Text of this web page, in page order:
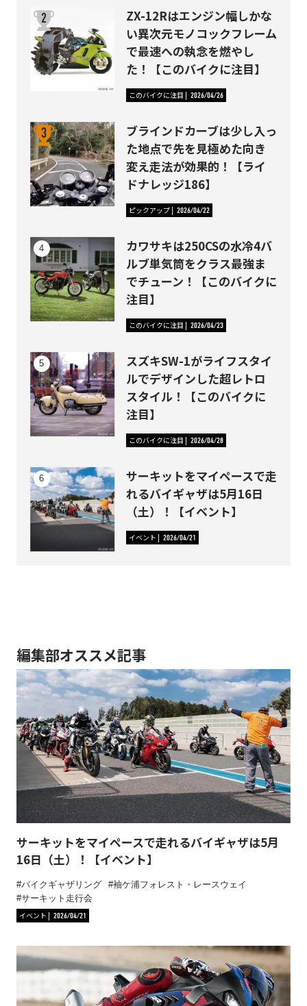
ZX-12Rはエンジン幅しかな
い異次元モノコックフレーム
で最速への執念を燃やし
た！【このバイクに注目】
このバイクに注目 2026/04/26
ブラインドカーブは少し入っ
た地点で先を見極めた向き
変え走法が効果的！【ライ
ドナレッジ186】
ピックアップ 2026/04/22
カワサキは250CSの水冷4バ
ルブ単気筒をクラス最強ま
でチューン！【このバイクに
注目】
このバイクに注目 2026/04/23
スズキSW-1がライフスタイ
ルでデザインした超レトロ
スタイル！【このバイクに
注目】
このバイクに注目 2026/04/28
サーキットをマイペースで走
れるバイギャザは5月16日
（土）！【イベント】
イベント 2026/04/21
編集部オススメ記事
サーキットをマイペースで走れるバイギャザは5月
16日（土）！【イベント】
バイクギャザリング
袖ケ浦フォレスト・レースウェイ
サーキット走行会
イベント
2026/04/21